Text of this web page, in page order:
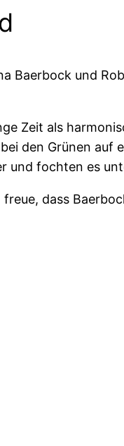
Baerbock und
Zeit als
den Grünen auf
und fochten es
dass